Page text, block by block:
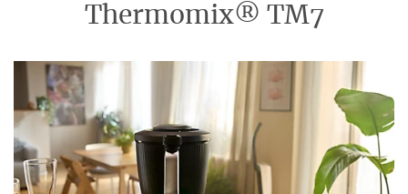
Thermomix® TM7